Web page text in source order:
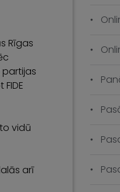
Rīgas
partijas
vidū
arī